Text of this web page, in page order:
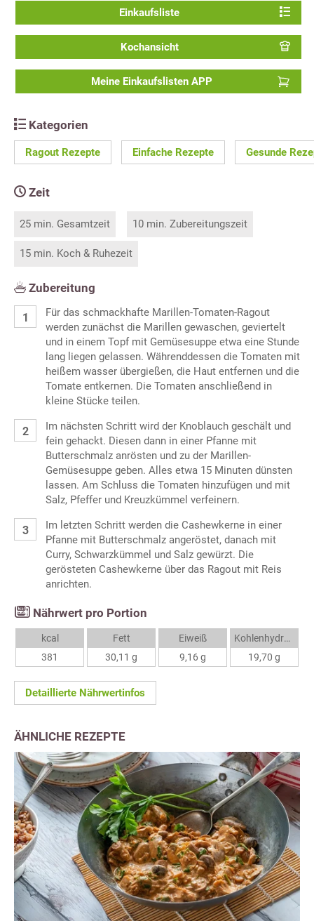
Einkaufsliste
Kochansicht
Meine Einkaufslisten APP
Kategorien
Ragout Rezepte Einfache Rezepte Gesunde
Zeit
25 min. Gesamtzeit 10 min. Zubereitungszeit
15 min. Koch & Ruhezeit
Zubereitung
Für das schmackhafte Marillen-Tomaten-Ragout
werden zunächst die Marillen gewaschen, geviertelt
und in einem Topf mit Gemüsesuppe etwa eine Stunde
lang liegen gelassen. Währenddessen die Tomaten mit
heißem wasser übergießen, die Haut entfernen und die
Tomate entkernen. Die Tomaten anschließend in
kleine Stücke teilen.
Im nächsten Schritt wird der Knoblauch geschält und
fein gehackt. Diesen dann in einer Pfanne mit
Butterschmalz anrösten und zu der Marillen-
Gemüsesuppe geben. Alles etwa 15 Minuten dünsten
lassen. Am Schluss die Tomaten hinzufügen und mit
Salz, Pfeffer und Kreuzkümmel verfeinern.
Im letzten Schritt werden die Cashewkerne in einer
Pfanne mit Butterschmalz angeröstet, danach mit
Curry, Schwarzkümmel und Salz gewürzt. Die
gerösteten Cashewkerne über das Ragout mit Reis
anrichten.
Nährwert pro Portion
kcal
381
Fett
30,11 g
Eiweiß
9,16 g
Kohlenhydrate
19,70 g
Detaillierte Nährwertinfos
ÄHNLICHE REZEPTE